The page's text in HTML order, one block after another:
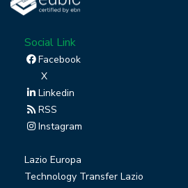
Social Link
Facebook
X
Linkedin
RSS
Instagram
Lazio Europa
Technology Transfer Lazio